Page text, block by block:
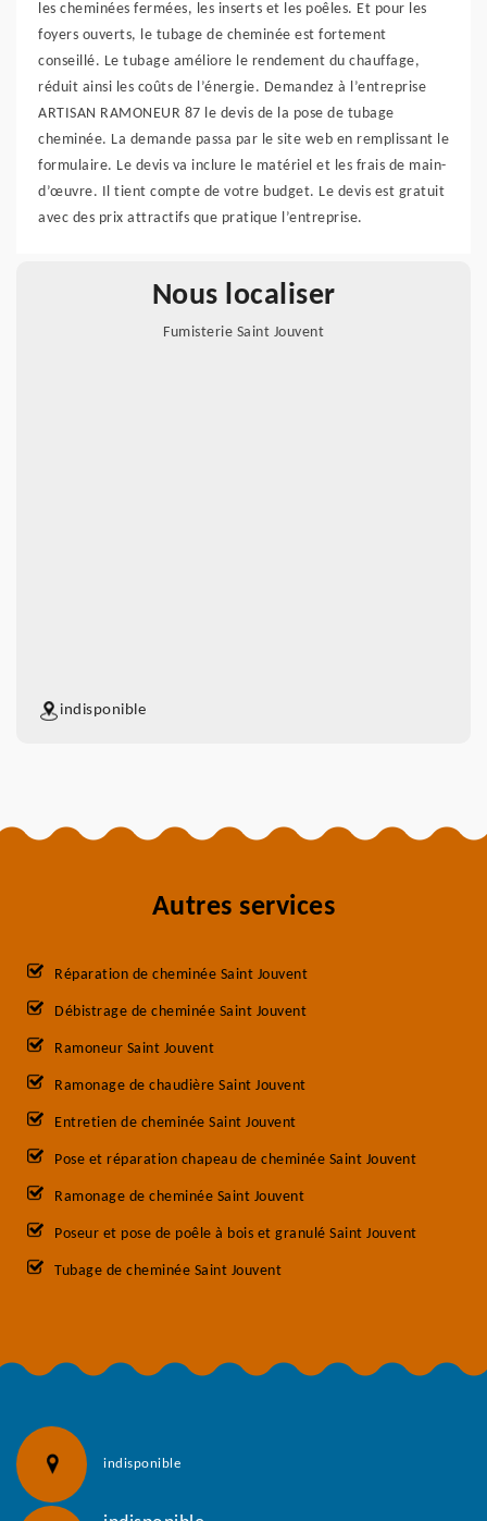
les cheminées fermées, les inserts et les poêles. Et pour les
foyers ouverts, le tubage de cheminée est fortement
conseillé. Le tubage améliore le rendement du chauffage,
réduit ainsi les coûts de l’énergie. Demandez à l’entreprise
ARTISAN RAMONEUR 87 le devis de la pose de tubage
cheminée. La demande passa par le site web en remplissant le
formulaire. Le devis va inclure le matériel et les frais de main-
d’œuvre. Il tient compte de votre budget. Le devis est gratuit
avec des prix attractifs que pratique l’entreprise.
Nous localiser
Fumisterie Saint Jouvent
indisponible
Autres services
Réparation de cheminée Saint Jouvent
Débistrage de cheminée Saint Jouvent
Ramoneur Saint Jouvent
Ramonage de chaudière Saint Jouvent
Entretien de cheminée Saint Jouvent
Pose et réparation chapeau de cheminée Saint Jouvent
Ramonage de cheminée Saint Jouvent
Poseur et pose de poêle à bois et granulé Saint Jouvent
Tubage de cheminée Saint Jouvent
indisponible